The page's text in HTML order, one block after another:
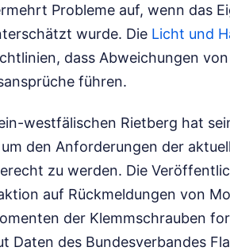
Probleme auf, wenn das
wurde. Die Licht und
dass Abweichungen
führen.
westfälischen Rietberg hat
den Anforderungen der
zu werden. Die
auf Rückmeldungen von
der Klemmschrauben
Daten des Bundesverbandes